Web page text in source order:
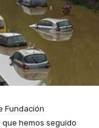
Fundación
hemos seguido